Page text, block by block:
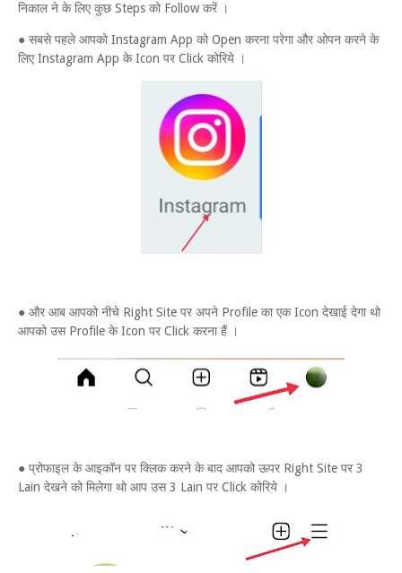
निकाल ने के लिए कुछ Steps को Follow करें ।
● सबसे पहले आपको Instagram App को Open करना परेगा और ओपन करने के
लिए Instagram App के Icon पर Click कोरिये ।
● और आब आपको नीचे Right Site पर अपने Profile का एक Icon देखाई देगा थो
आपको उस Profile के Icon पर Click करना हैं ।
● प्रोफाइल के आइकॉन पर क्लिक करने के बाद आपको ऊपर Right Site पर 3
Lain देखने को मिलेगा थो आप उस 3 Lain पर Click कोरिये ।